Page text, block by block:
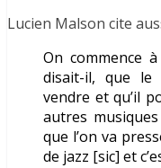
Lucien Malson cite
On commence
disait-il, que
vendre et qu’il
autres
que l’on va
de jazz [sic] et